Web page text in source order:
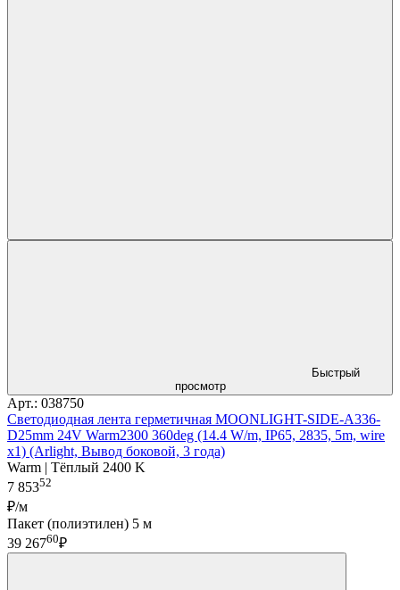
Быстрый
просмотр
Арт.: 038750
Светодиодная лента герметичная MOONLIGHT-SIDE-A336-
D25mm 24V Warm2300 360deg (14.4 W/m, IP65, 2835, 5m, wire
x1) (Arlight, Вывод боковой, 3 года)
Warm | Тёплый 2400 K
7 85352
₽/м
Пакет (полиэтилен) 5 м
39 26760₽